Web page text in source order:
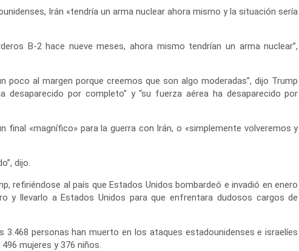
Irán «tendría un arma nuclear ahora mismo y la situación sería
B-2 hace nueve meses, ahora mismo tendrían un arma nuclear”,
poco al margen porque creemos que son algo moderadas”, dijo Trump
desaparecido por completo” y “su fuerza aérea ha desaparecido por
final «magnífico» para la guerra con Irán, o «simplemente volveremos y
dijo.
refiriéndose al país que Estados Unidos bombardeó e invadió en enero
y llevarlo a Estados Unidos para que enfrentara dudosos cargos de
3.468 personas han muerto en los ataques estadounidenses e israelíes
mujeres y 376 niños.